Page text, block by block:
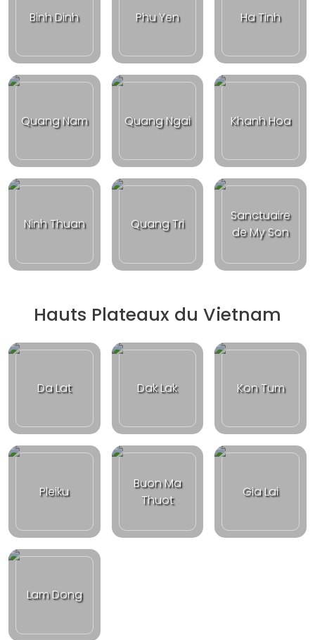
Binh Dinh Phu Yen Ha Tinh
Quang Nam Quang Ngai Khanh Hoa
Ninh Thuan Quang Tri
Sanctuaire
de My Son
Hauts Plateaux du Vietnam
Da Lat Dak Lak Kon Tum
Pleiku
Buon Ma
Thuot
Gia Lai
Lam Dong